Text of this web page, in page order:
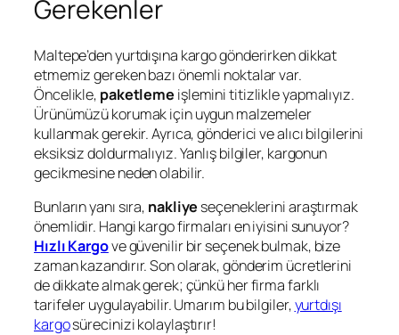
Gerekenler
Maltepe’den yurtdışına kargo gönderirken dikkat
etmemiz gereken bazı önemli noktalar var.
Öncelikle, paketleme işlemini titizlikle yapmalıyız.
Ürünümüzü korumak için uygun malzemeler
kullanmak gerekir. Ayrıca, gönderici ve alıcı bilgilerini
eksiksiz doldurmalıyız. Yanlış bilgiler, kargonun
gecikmesine neden olabilir.
Bunların yanı sıra, nakliye seçeneklerini araştırmak
önemlidir. Hangi kargo firmaları en iyisini sunuyor?
Hızlı Kargove güvenilir bir seçenek bulmak, bize
zaman kazandırır. Son olarak, gönderim ücretlerini
de dikkate almak gerek; çünkü her firma farklı
tarifeler uygulayabilir. Umarım bu bilgiler,yurtdışı
kargosürecinizi kolaylaştırır!